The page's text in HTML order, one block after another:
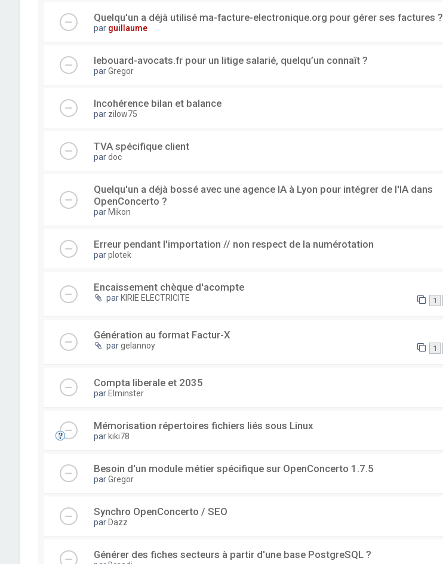
Quelqu'un a déjà utilisé ma-facture-electronique.org pour gérer ses factures ?
par guillaume
lebouard-avocats.fr pour un litige salarié, quelqu’un connaît ?
parGregor
Incohérence bilan et balance
par zilow75
TVA spécifique client
pardoc
Quelqu'un a déjà bossé avec une agence IA à Lyon pour intégrer de l'IA dans
OpenConcerto ?
par Mikon
Erreur pendant l'importation // non respect de la numérotation
parplotek
Encaissement chèque d'acompte
par KIRIE ELECTRICITE 1
Génération au format Factur-X
pargelannoy 1
Compta liberale et 2035
par Elminster
Mémorisation répertoires fichiers liés sous Linux
par kiki78
Besoin d'un module métier spécifique sur OpenConcerto 1.7.5
parGregor
Synchro OpenConcerto / SEO
par Dazz
Générer des fiches secteurs à partir d'une base PostgreSQL ?